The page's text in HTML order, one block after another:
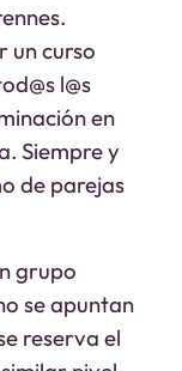
un curso
l@s
en
Siempre y
de parejas
grupo
se apuntan
reserva el